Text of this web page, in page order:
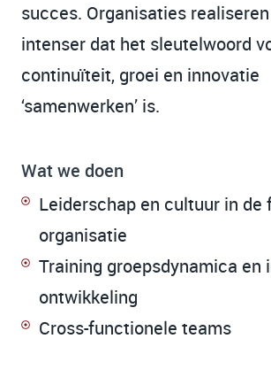
succes. Organisaties
intenser dat het sleutelwoord
continuïteit, groei en innovatie
‘samenwerken’ is.
Wat we doen
Leiderschap en cultuur in de
organisatie
Training groepsdynamica en
ontwikkeling
Cross-functionele teams